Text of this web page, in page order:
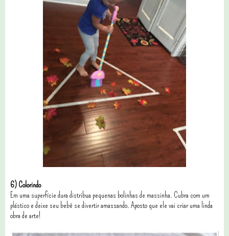
6) Colorindo
Em uma superfície dura distribua pequenas bolinhas de massinha. Cubra com um
plástico e deixe seu bebê se divertir amassando. Aposto que ele vai criar uma linda
obra de arte!